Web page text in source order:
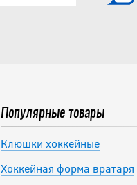
Популярные товары
Клюшки хоккейные
Хоккейная форма вратаря